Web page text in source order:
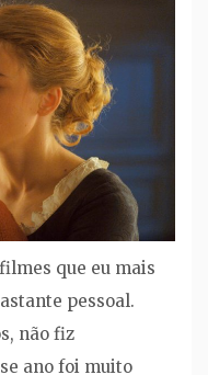
que eu mais
pessoal.
não fiz
ano foi muito